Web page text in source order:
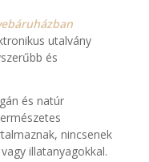
utalvány
és
és natúr
nincsenek
illatanyagokkal.